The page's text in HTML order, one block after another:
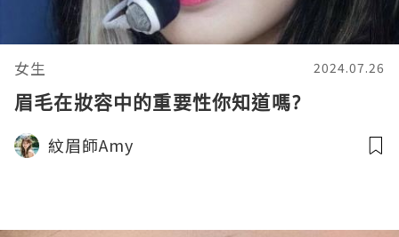
女生 2024.07.26
眉毛在妝容中的重要性你知道嗎?
紋眉師Amy